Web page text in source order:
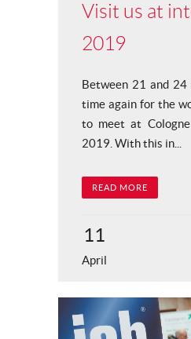
Visit us at
2019
Between 21 and
time again for the
to meet at
2019. With this in...
READ MORE
11
April